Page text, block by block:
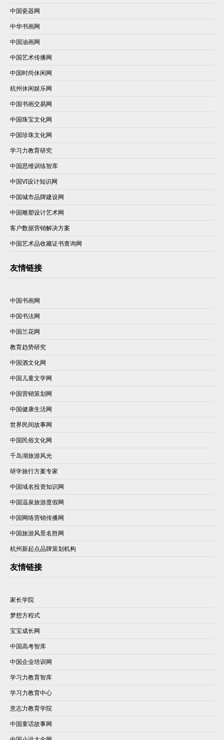
中国瓷器网
中华书画网
中国油画网
中国艺术传播网
中国时尚休闲网
杭州休闲娱乐网
中国书画交易网
中国珠宝文化网
中国珍珠文化网
学习力教育研究
中国思维训练智库
中国VI设计知识网
中国城市品牌建设网
中国雕塑设计艺术网
客户数据营销解决方案
中国艺术品收藏证书查询网
友情链接
中国书画网
中国书法网
中国兰花网
教育趋势研究
中国酒文化网
中国儿童文学网
中国营销策划网
中国健康生活网
世界民间故事网
中国民俗文化网
千岛湖旅游风光
研学旅行方案专家
中国域名投资知识网
中国温泉旅游度假网
中国网络营销传播网
中国旅游风景名胜网
杭州新起点品牌策划机构
友情链接
家长学院
梦想方程式
宝宝成长网
中国高考智库
中国企业培训网
学习力教育智库
学习力教育中心
意志力教育学院
中国童话故事网